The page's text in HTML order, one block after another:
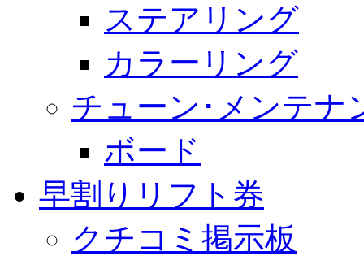
ステアリング
カラーリング
チューン･メンテナ
ボード
早割りリフト券
クチコミ掲示板